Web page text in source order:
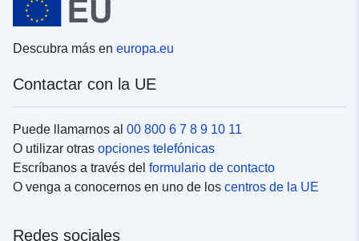
Descubra más en europa.eu
Contactar con la UE
Puede llamarnos al 00 800 6 7 8 9 10 11
O utilizar otras opciones telefónicas
Escríbanos a través del formulario de contacto
O venga a conocernos en uno de los centros de la UE
Redes sociales